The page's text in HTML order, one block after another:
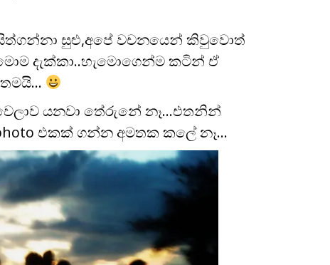
සුළු,අපේ වචනයෙන් කිවුවොත්
දැක්කා..හැමොගෙන්ම කටින් ඒ
තමයි…
යනවා තේරුනේ නෑ…එතනින්
එකක් ගන්න අමතක කලේ නෑ…